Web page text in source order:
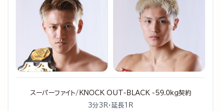
スーパーファイト/KNOCK OUT-BLACK -59.0kg契約
3分3R・延長1R